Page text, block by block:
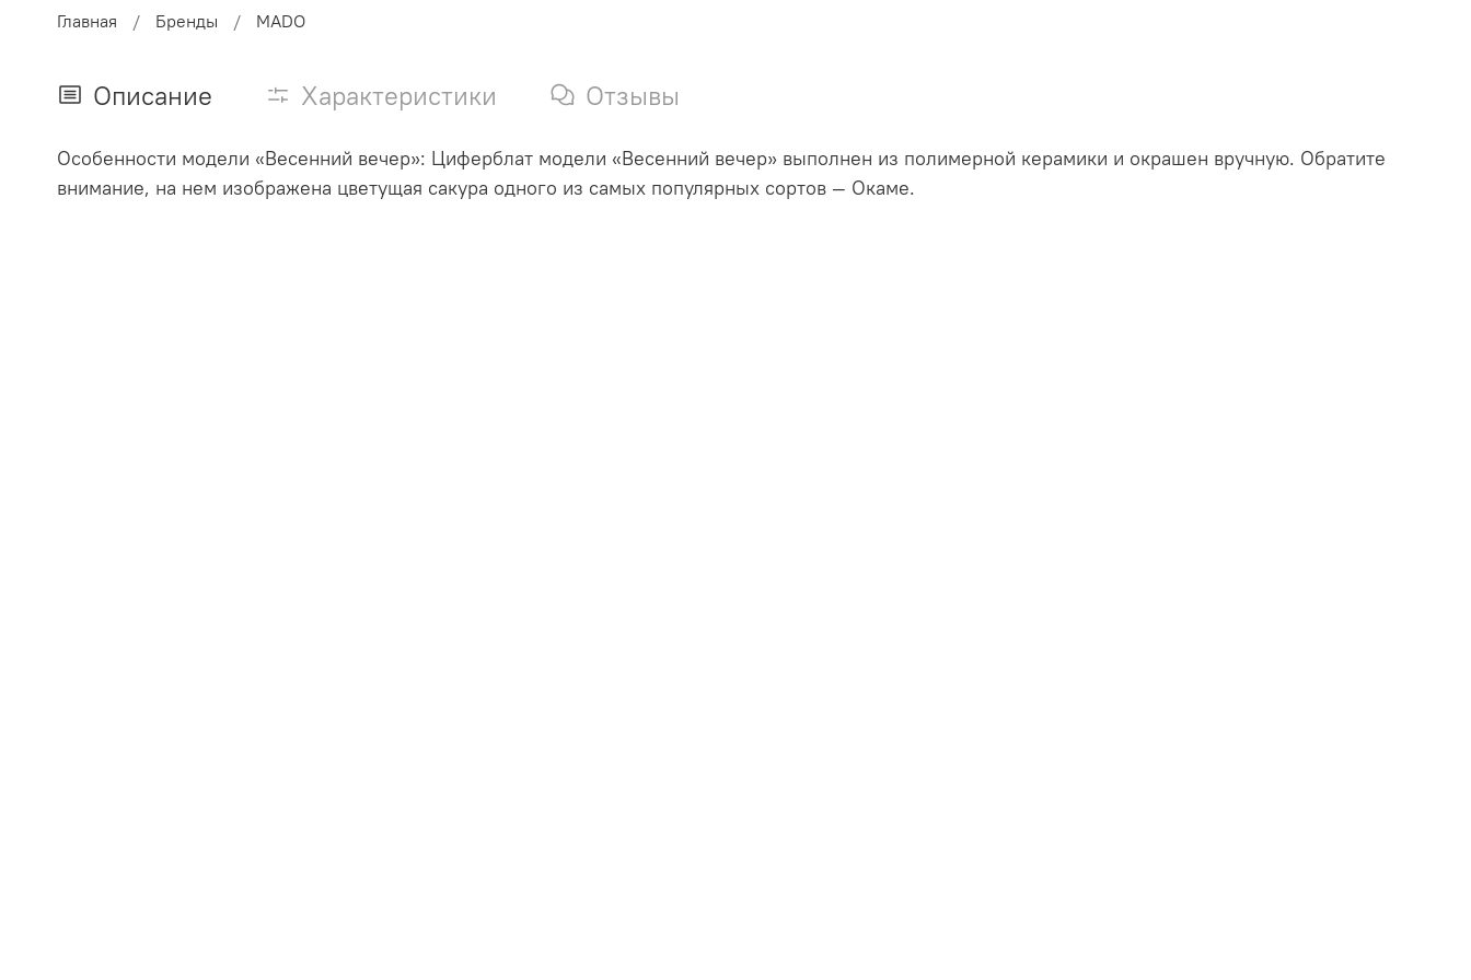
Главная Бренды MADO
Описание Характеристики Отзывы
Особенности модели «Весенний вечер»: Циферблат модели «Весенний вечер» выполнен из полимерной керамики и окрашен вручную. Обратите
внимание, на нем изображена цветущая сакура одного из самых популярных сортов — Окаме.